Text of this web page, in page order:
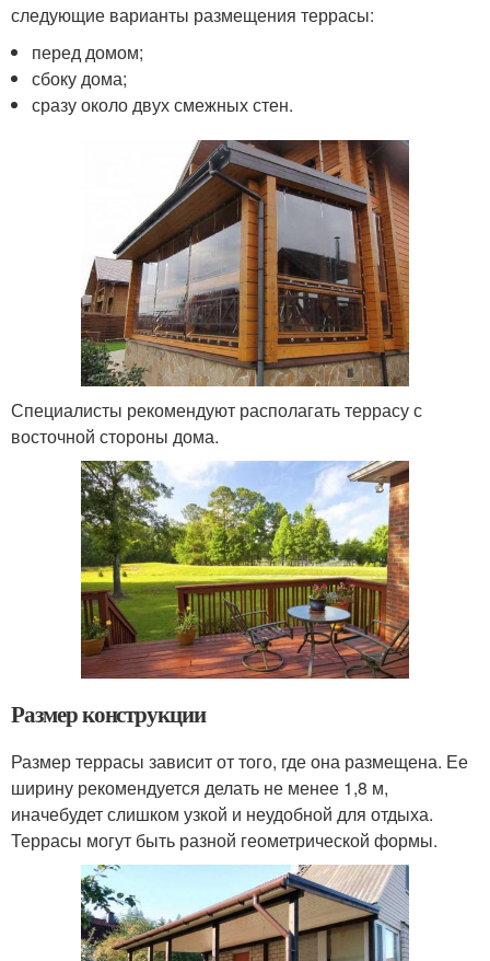
следующие варианты размещения террасы:
перед домом;
сбоку дома;
сразу около двух смежных стен.
Специалисты рекомендуют располагать террасу с
восточной стороны дома.
Размер конструкции
Размер террасы зависит от того, где она размещена. Ее
ширину рекомендуется делать не менее 1,8 м,
иначебудет слишком узкой и неудобной для отдыха.
Террасы могут быть разной геометрической формы.